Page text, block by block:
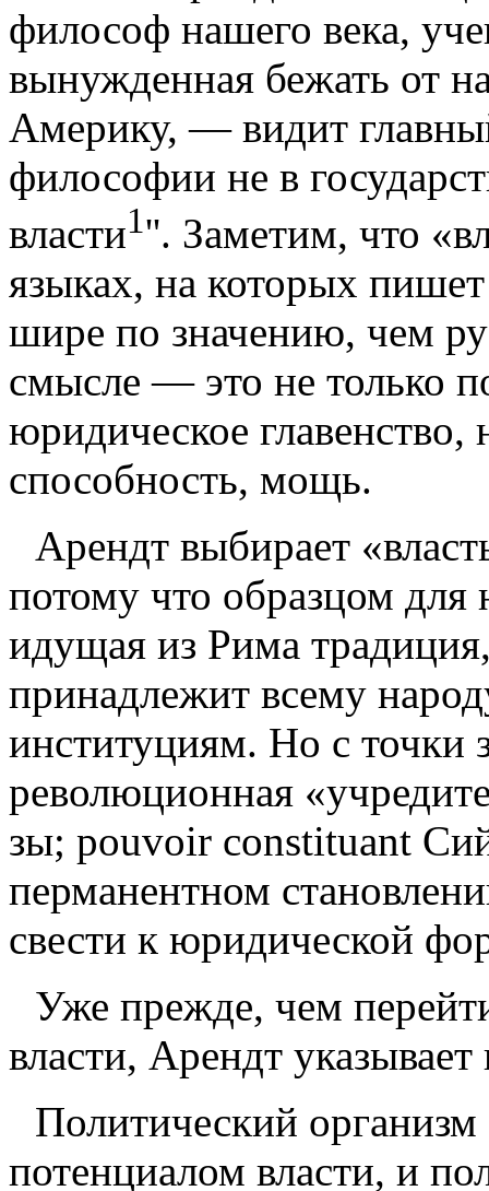
фило­соф нашего века,
вынужденная бе­жать от
Америку, — видит
философии не в
власти1''. Заметим, что
языках, на которых
шире по значению, чем
смысле — это не только
юридическое
способность, мощь.
Арендт выбирает
потому что образцом для
идущая из Рима
принадлежит всему
институциям. Но с точки
революционная
зы; pouvoir constituant
перманентном
свести к юридической
Уже прежде, чем
власти, Арендт указывает
Политический
потенциалом власти, и